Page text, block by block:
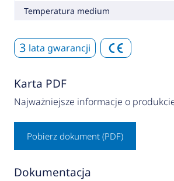
Temperatura medium
3 lata gwarancji
Karta PDF
Najważniejsze informacje o
Pobierz dokument (PDF)
Dokumentacja